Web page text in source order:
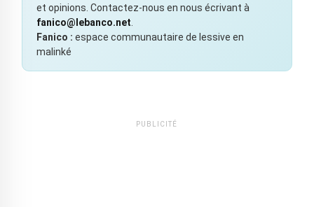
et opinions. Contactez-nous en nous écrivant à
fanico@lebanco.net
Fanico : espace communautaire de lessive en
malinké
PUBLICITÉ